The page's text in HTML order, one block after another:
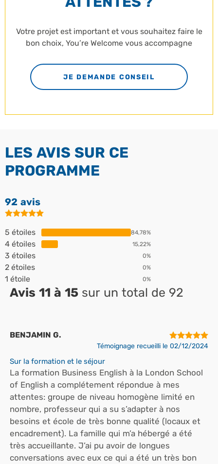
Votre projet est important et vous souhaitez faire le
bon choix, You’re Welcome vous accompagne
JE DEMANDE CONSEIL
LES AVIS SUR CE
PROGRAMME
92 avis
5 étoiles 84,78%
4 étoiles 15,22%
3 étoiles 0%
2 étoiles 0%
1 étoile 0%
Avis 11 à 15 sur un total de 92
BENJAMIN G.
Témoignage recueilli le 02/12/2024
Sur la formation et le séjour
La formation Business English à la London School
of English a complétement répondue à mes
attentes: groupe de niveau homogène limité en
nombre, professeur qui a su s’adapter à nos
besoins et école de très bonne qualité (locaux et
encadrement). La famille qui m’a hébergé a été
très accueillante. J’ai pu avoir de longues
conversations avec eux ce qui a été un très bon